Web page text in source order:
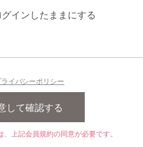
グインしたままにする
イバシーポリシー
上記会員規約の同意が必要です。